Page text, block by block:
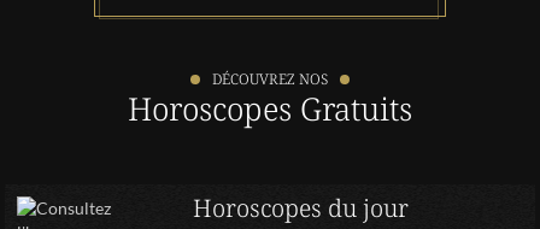
DÉCOUVREZ NOS
Horoscopes Gratuits
Horoscopes du jour